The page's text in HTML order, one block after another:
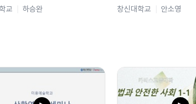
교 하승완 창신대학교 안소영